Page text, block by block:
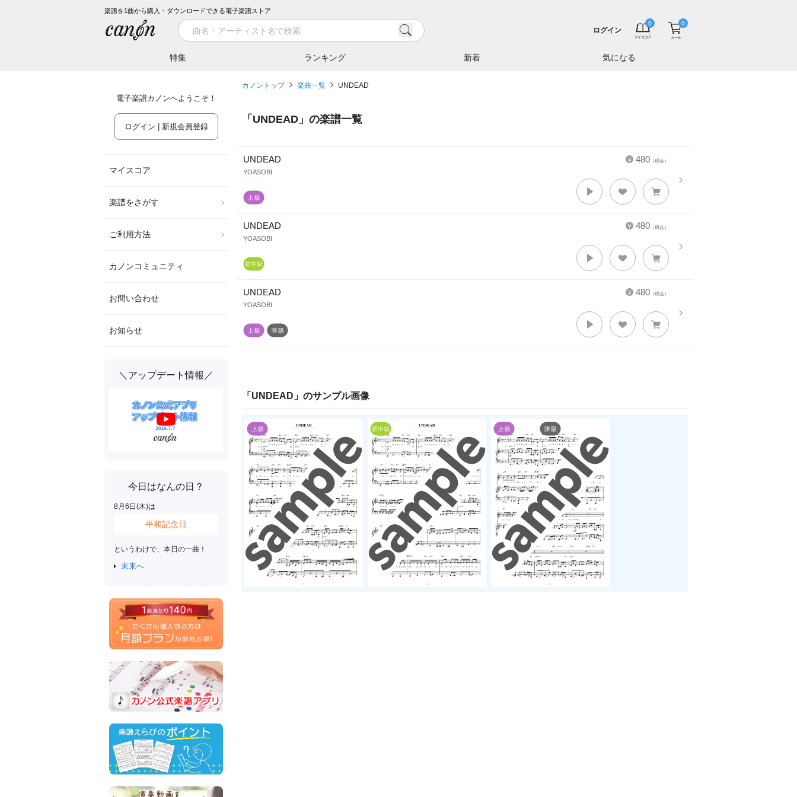
楽譜を1曲から購入・ダウンロードできる電子楽譜ストア
特集 ランキング 新着 気になる
ログイン
電子楽譜カノンへようこそ！
ログイン | 新規会員登録
マイスコア
楽譜をさがす
ご利用方法
カノンコミュニティ
お問い合わせ
お知らせ
＼アップデート情報／
今日はなんの日？
8月 6 日(木)は
平和記念日
というわけで、本日の一曲！
未来へ
カノントップ 楽曲一覧 UNDEAD
「 UNDEAD 」の楽譜一覧
480 （税込）
UNDEAD
YOASOBI
480 （税込）
UNDEAD
YOASOBI
480 （税込）
UNDEAD
YOASOBI
「 UNDEAD 」のサンプル画像